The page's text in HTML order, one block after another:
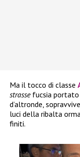
Ma il tocco di classe
strassefucsia portato
d’altronde,
luci della ribalta
finiti.